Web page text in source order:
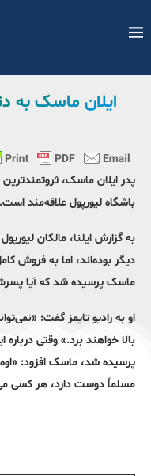
ایلان ماسک به
پدر ایلان ماسک،
باشگاه لیورپول علاقه‌مند است.
به گزارش ایلنا، مالکان
دیگر بوده‌اند، اما به فروش
ماسک پرسیده شد که آیا
او به رادیو تایمز گفت:
بالا خواهند برد.» وقتی
پرسیده شد، ماسک افزود:
مسلماً دوست دارد، هر کسی